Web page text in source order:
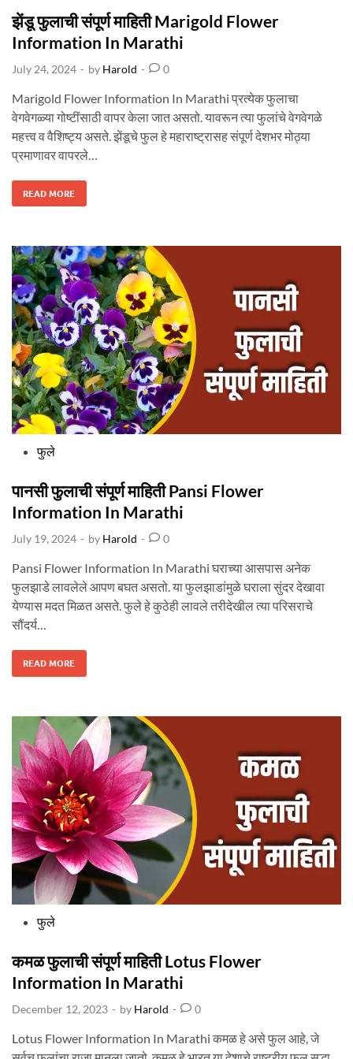
s
t
d
i
n
झेंडू फुलाची संपूर्ण माहिती Marigold Flower
Information In Marathi
July 24, 2024 - by Harold - 0
Marigold Flower Information In Marathi प्रत्येक फुलाचा
वेगवेगळ्या गोष्टींसाठी वापर केला जात असतो. यावरून त्या फुलांचे वेगवेगळे
महत्त्व व वैशिष्ट्य असते. झेंडूचे फुल हे महाराष्ट्रासह संपूर्ण देशभर मोठ्या
प्रमाणावर वापरले…
झें
डू
फु
पू
र्ण
मा
हि
ती
M
A
R
I
G
O
L
D
F
L
O
W
E
R
I
N
F
O
M
O
N
N
M
R
A
H
I
READ MORE
s
t
d
i
n
फुले
पानसी फुलाची संपूर्ण माहिती Pansi Flower
Information In Marathi
July 19, 2024 - by Harold - 0
Pansi Flower Information In Marathi घराच्या आसपास अनेक
फुलझाडे लावलेले आपण बघत असतो. या फुलझाडांमुळे घराला सुंदर देखावा
येण्यास मदत मिळत असते. फुले हे कुठेही लावले तरीदेखील त्या परिसराचे
सौंदर्य…
पा
न
सी
सं
मा
हि
ती
P
A
N
S
I
F
L
O
W
E
R
I
O
M
T
I
N
M
A
R
T
H
READ MORE
s
t
d
i
n
फुले
कमळ फुलाची संपूर्ण माहिती Lotus Flower
Information In Marathi
December 12, 2023 - by Harold - 0
Lotus Flower Information In Marathi कमळ हे असे फुल आहे, जे